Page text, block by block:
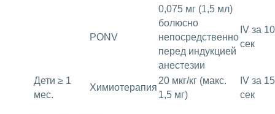
PONV
0,075 мг (1,5 мл)
болюсно
непосредственно
перед индукцией
анестезии
IV за 10
сек
Дети ≥ 1
мес.
Химиотерапия
20 мкг/кг (макс.
1,5 мг)
IV за 15
сек